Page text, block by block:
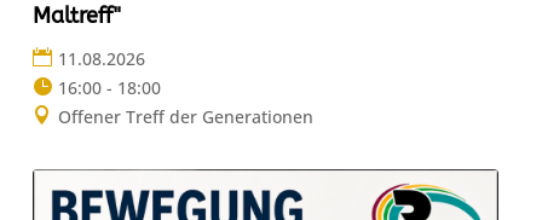
Maltreff"
11.08.2026
16:00 - 18:00
Offener Treff der Generationen